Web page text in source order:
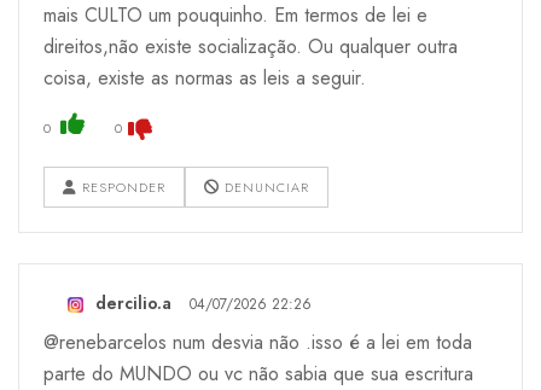
mais CULTO um pouquinho. Em termos de lei e
direitos,não existe socialização. Ou qualquer outra
coisa, existe as normas as leis a seguir.
0 0
RESPONDER DENUNCIAR
dercilio.a 04/07/2026 22:26
@renebarcelos num desvia não .isso é a lei em toda
parte do MUNDO ou vc não sabia que sua escritura